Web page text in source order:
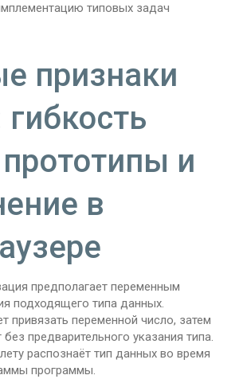
типовых задач
признаки
и
в
предполагает переменным
подходящего типа данных.
привязать переменной число, затем
предварительного указания типа.
распознаёт тип данных во время
программы.